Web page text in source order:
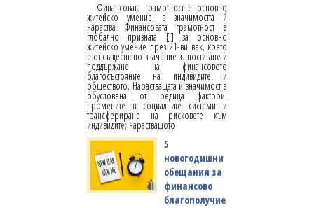
Финансовата грамотност е основно
житейско умение, а значимостта й
нараства Финансовата грамотност е
глобално призната [i] за основно
житейско умение през 21-ви век, което
е от съществено значение за постигане и
поддържане на финансовото
благосъстояние на индивидите и
обществото. Нарастващата й значимост е
обусловена от редица фактори:
промените в социалните системи и
трансфериране на рисковете към
индивидите; нарастващото
5
новогодишни
обещания за
финансово
благополучие